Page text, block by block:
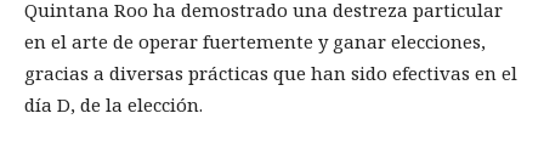
Quintana Roo ha demostrado una destreza particular
en el arte de operar fuertemente y ganar elecciones,
gracias a diversas prácticas que han sido efectivas en el
día D, de la elección.